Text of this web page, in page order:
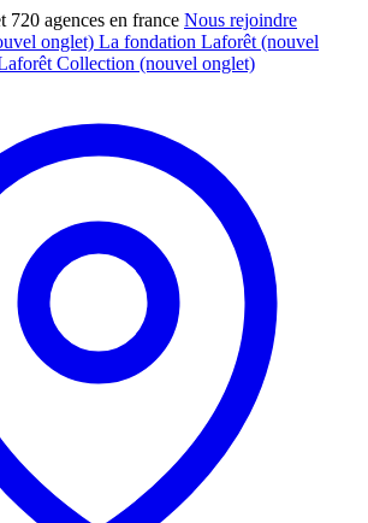
720 agences en france Nous rejoindre
onglet) La fondation Laforêt (nouvel
Collection (nouvel onglet)